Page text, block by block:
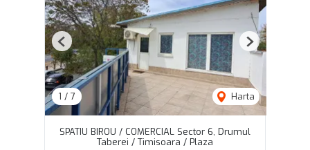
1 / 7 Harta
Previous Next
SPATIU BIROU / COMERCIAL Sector 6, Drumul
Taberei / Timisoara / Plaza